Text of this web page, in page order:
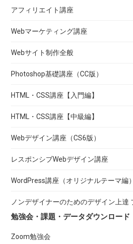
アフィリエイト講座
Webマーケティング講座
Webサイト制作全般
Photoshop基礎講座（CC版）
HTML・CSS講座【入門編】
HTML・CSS講座【中級編】
Webデザイン講座（CS6版）
レスポンシブWebデザイン講座
WordPress講座（オリジナルテーマ編）
ノンデザイナーのためのデザイン上達
勉強会・課題・データダウンロード
Zoom勉強会